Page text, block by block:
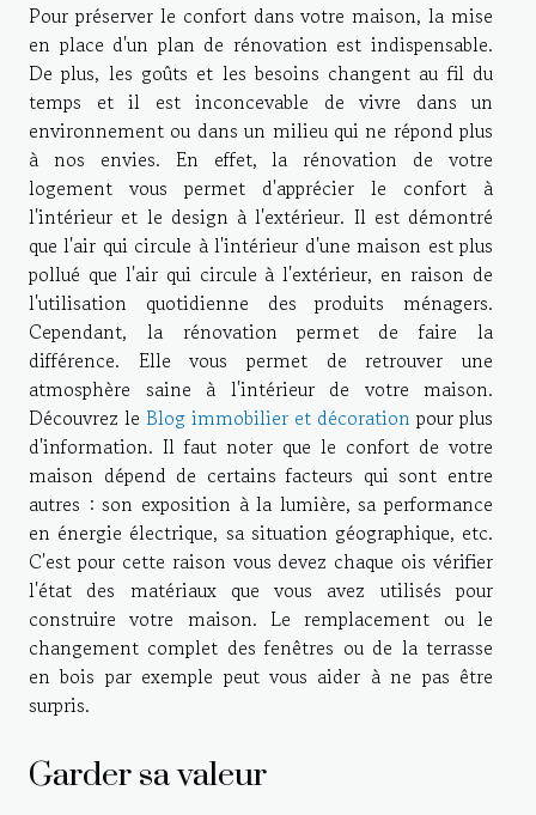
Pour préserver le confort dans votre maison, la mise
en place d'un plan de rénovation est indispensable.
De plus, les goûts et les besoins changent au fil du
temps et il est inconcevable de vivre dans un
environnement ou dans un milieu qui ne répond plus
à nos envies. En effet, la rénovation de votre
logement vous permet d'apprécier le confort à
l'intérieur et le design à l'extérieur. Il est démontré
que l'air qui circule à l'intérieur d'une maison est plus
pollué que l'air qui circule à l'extérieur, en raison de
l'utilisation quotidienne des produits ménagers.
Cependant, la rénovation permet de faire la
différence. Elle vous permet de retrouver une
atmosphère saine à l'intérieur de votre maison.
Découvrez le Blog immobilier et décoration pour plus
d'information. Il faut noter que le confort de votre
maison dépend de certains facteurs qui sont entre
autres : son exposition à la lumière, sa performance
en énergie électrique, sa situation géographique, etc.
C'est pour cette raison vous devez chaque ois vérifier
l'état des matériaux que vous avez utilisés pour
construire votre maison. Le remplacement ou le
changement complet des fenêtres ou de la terrasse
en bois par exemple peut vous aider à ne pas être
surpris.
Garder sa valeur